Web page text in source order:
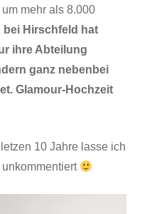
mehr als 8.000
bei Hirschfeld hat
ihre Abteilung
ganz nebenbei
Glamour-Hochzeit
10 Jahre lasse ich